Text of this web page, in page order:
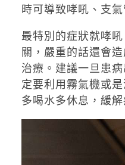
時可導致哮吼、支氣
最特別的症狀就哮
關，嚴重的話還會
治療。建議一旦患
定要利用霧氣機或
多喝水多休息，緩